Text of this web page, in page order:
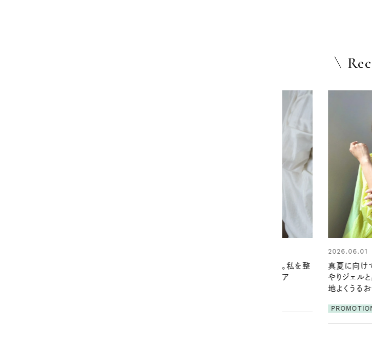
真夏に向けて、ハーブが香るひん
やりジェルと出合う。暑い季節に心
2026.07.24
夏の髪と心
する【大人
この1本で